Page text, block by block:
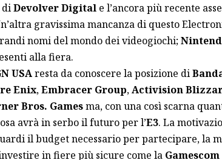
diDevolver Digitale l’ancora più recente
gravissima mancanza di questo
nomi del mondo dei videogiochi;
alla fiera.
USAresta da conoscere la posizione di
Enix,Embracer Group,Activision
Bros. Gamesma, con una così scarna
avrà in serbo il futuro per l’E3. La
il budget necessario per partecipare, la
in fiere più sicure come la Gamescom